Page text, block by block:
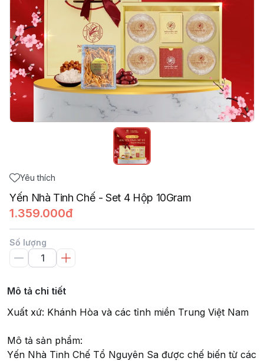
Yêu thích
Yến Nhà Tinh Chế - Set 4 Hộp 10Gram
1.359.000đ
Số lượng
Mô tả chi tiết
Xuất xứ: Khánh Hòa và các tỉnh miền Trung Việt Nam
Mô tả sản phẩm:
Yến Nhà Tinh Chế Tổ Nguyên Sa được chế biến từ các